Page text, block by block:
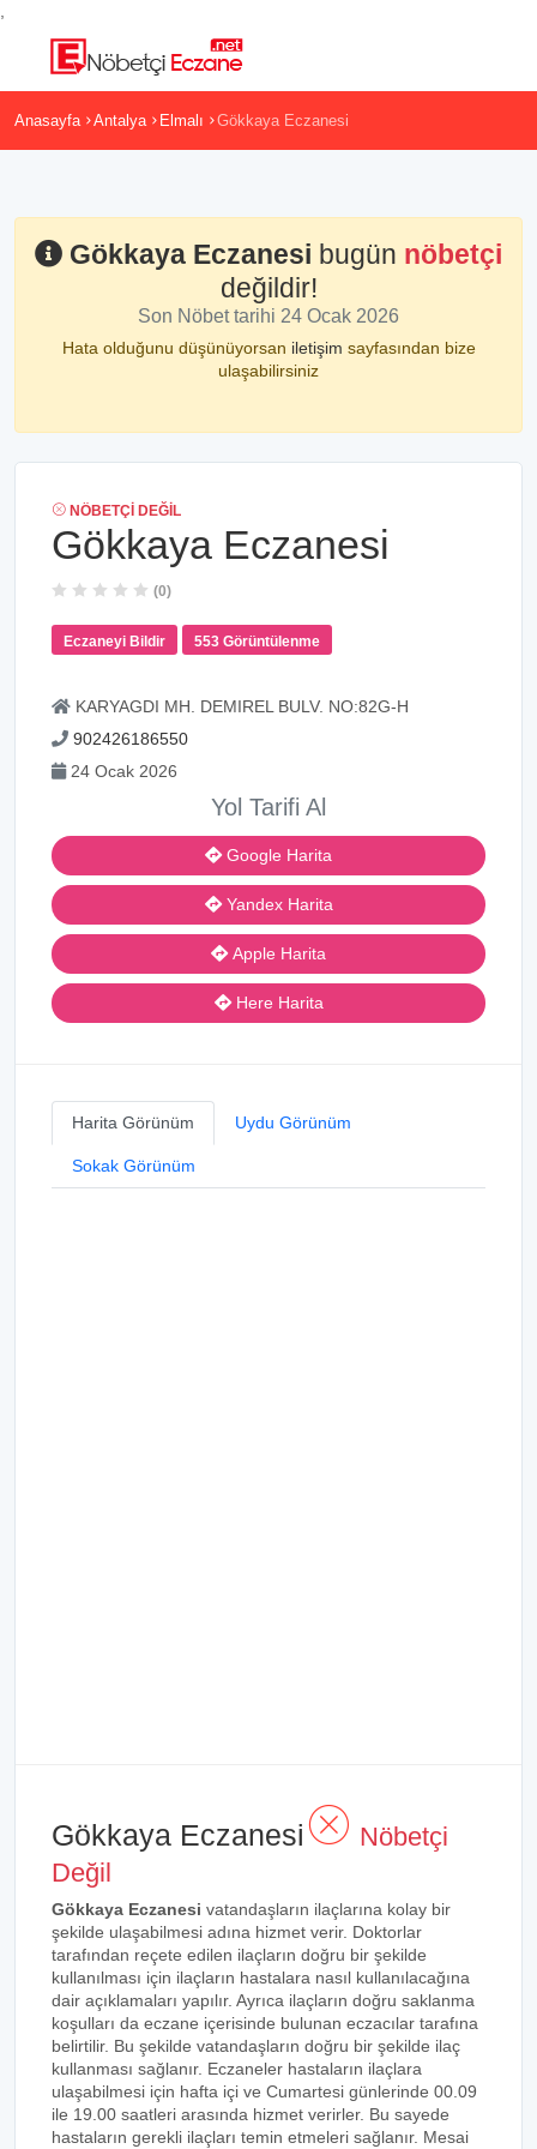
Anasayfa Antalya Elmalı Gökkaya Eczanesi
Gökkaya Eczanesi bugün nöbetçi
değildir!
Son Nöbet tarihi 24 Ocak 2026
Hata olduğunu düşünüyorsan iletişim sayfasından bize
ulaşabilirsiniz
NÖBETÇI DEĞIL
Gökkaya Eczanesi
(0)
Eczaneyi Bildir 553 Görüntülenme
KARYAGDI MH. DEMIREL BULV. NO:82G-H
902426186550
24 Ocak 2026
Yol Tarifi Al
Google Harita
Yandex Harita
Apple Harita
Here Harita
Harita Görünüm Uydu Görünüm
Sokak Görünüm
Gökkaya Eczanesi
Nöbetçi
Değil
Gökkaya Eczanesi vatandaşların ilaçlarına kolay bir
şekilde ulaşabilmesi adına hizmet verir. Doktorlar
tarafından reçete edilen ilaçların doğru bir şekilde
kullanılması için ilaçların hastalara nasıl kullanılacağına
dair açıklamaları yapılır. Ayrıca ilaçların doğru saklanma
koşulları da eczane içerisinde bulunan eczacılar tarafına
belirtilir. Bu şekilde vatandaşların doğru bir şekilde ilaç
kullanması sağlanır. Eczaneler hastaların ilaçlara
ulaşabilmesi için hafta içi ve Cumartesi günlerinde 00.09
ile 19.00 saatleri arasında hizmet verirler. Bu sayede
hastaların gerekli ilaçları temin etmeleri sağlanır. Mesai